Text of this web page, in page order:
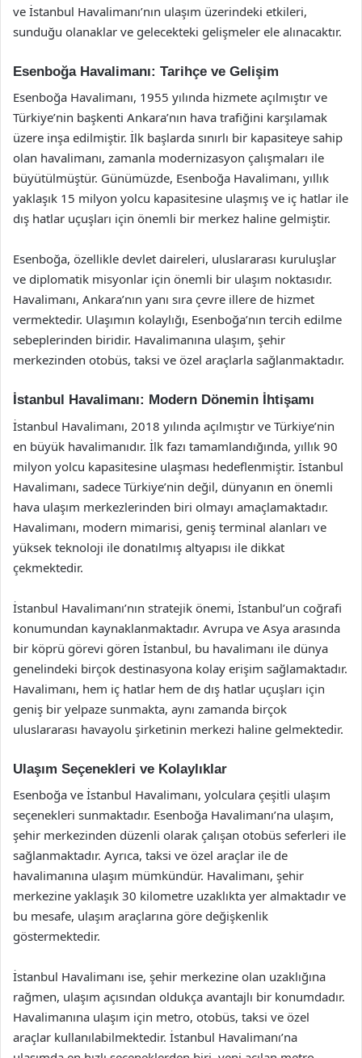
ve İstanbul Havalimanı’nın ulaşım üzerindeki etkileri,
sunduğu olanaklar ve gelecekteki gelişmeler ele alınacaktır.
Esenboğa Havalimanı: Tarihçe ve Gelişim
Esenboğa Havalimanı, 1955 yılında hizmete açılmıştır ve
Türkiye’nin başkenti Ankara’nın hava trafiğini karşılamak
üzere inşa edilmiştir. İlk başlarda sınırlı bir kapasiteye sahip
olan havalimanı, zamanla modernizasyon çalışmaları ile
büyütülmüştür. Günümüzde, Esenboğa Havalimanı, yıllık
yaklaşık 15 milyon yolcu kapasitesine ulaşmış ve iç hatlar ile
dış hatlar uçuşları için önemli bir merkez haline gelmiştir.
Esenboğa, özellikle devlet daireleri, uluslararası kuruluşlar
ve diplomatik misyonlar için önemli bir ulaşım noktasıdır.
Havalimanı, Ankara’nın yanı sıra çevre illere de hizmet
vermektedir. Ulaşımın kolaylığı, Esenboğa’nın tercih edilme
sebeplerinden biridir. Havalimanına ulaşım, şehir
merkezinden otobüs, taksi ve özel araçlarla sağlanmaktadır.
İstanbul Havalimanı: Modern Dönemin İhtişamı
İstanbul Havalimanı, 2018 yılında açılmıştır ve Türkiye’nin
en büyük havalimanıdır. İlk fazı tamamlandığında, yıllık 90
milyon yolcu kapasitesine ulaşması hedeflenmiştir. İstanbul
Havalimanı, sadece Türkiye’nin değil, dünyanın en önemli
hava ulaşım merkezlerinden biri olmayı amaçlamaktadır.
Havalimanı, modern mimarisi, geniş terminal alanları ve
yüksek teknoloji ile donatılmış altyapısı ile dikkat
çekmektedir.
İstanbul Havalimanı’nın stratejik önemi, İstanbul’un coğrafi
konumundan kaynaklanmaktadır. Avrupa ve Asya arasında
bir köprü görevi gören İstanbul, bu havalimanı ile dünya
genelindeki birçok destinasyona kolay erişim sağlamaktadır.
Havalimanı, hem iç hatlar hem de dış hatlar uçuşları için
geniş bir yelpaze sunmakta, aynı zamanda birçok
uluslararası havayolu şirketinin merkezi haline gelmektedir.
Ulaşım Seçenekleri ve Kolaylıklar
Esenboğa ve İstanbul Havalimanı, yolculara çeşitli ulaşım
seçenekleri sunmaktadır. Esenboğa Havalimanı’na ulaşım,
şehir merkezinden düzenli olarak çalışan otobüs seferleri ile
sağlanmaktadır. Ayrıca, taksi ve özel araçlar ile de
havalimanına ulaşım mümkündür. Havalimanı, şehir
merkezine yaklaşık 30 kilometre uzaklıkta yer almaktadır ve
bu mesafe, ulaşım araçlarına göre değişkenlik
göstermektedir.
İstanbul Havalimanı ise, şehir merkezine olan uzaklığına
rağmen, ulaşım açısından oldukça avantajlı bir konumdadır.
Havalimanına ulaşım için metro, otobüs, taksi ve özel
araçlar kullanılabilmektedir. İstanbul Havalimanı’na